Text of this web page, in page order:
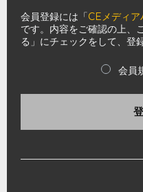
会員登録には「CEメディ
です。内容をご確認の上、
る」にチェックをして、登
会員